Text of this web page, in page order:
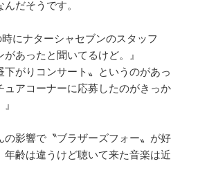
だそうです。
にナターシャセブンのスタッフ
あったと聞いてるけど。』
下がりコンサート〟というのがあっ
ュアコーナーに応募したのがきっか
の影響で〝ブラザーズフォー〟が好
年齢は違うけど聴いて来た音楽は近